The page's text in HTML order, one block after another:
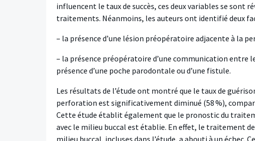
influencent le taux de succès, ces deux variables se sont
traitements. Néanmoins, les auteurs ont identifié deux
– la présence d’une lésion préopératoire adjacente à la
– la présence préopératoire d’une communication entre
présence d’une poche parodontale ou d’une fistule.
Les résultats de l’étude ont montré que le taux de
perforation est significativement diminué (58 %),
Cette étude établit également que le pronostic du
avec le milieu buccal est établie. En effet, le traitement